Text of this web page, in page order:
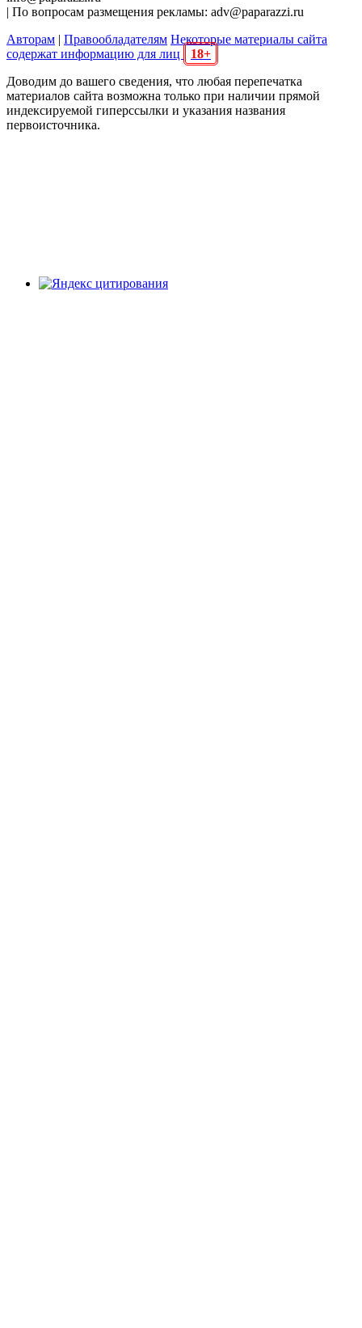
| По вопросам размещения рекламы: adv@paparazzi.ru
Авторам | Правообладателям Некоторые материалы сайта
содержат информацию для лиц
18+
Доводим до вашего сведения, что любая перепечатка
материалов сайта возможна только при наличии прямой
индексируемой гиперссылки и указания названия
первоисточника.